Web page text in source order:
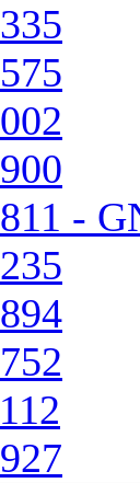
-